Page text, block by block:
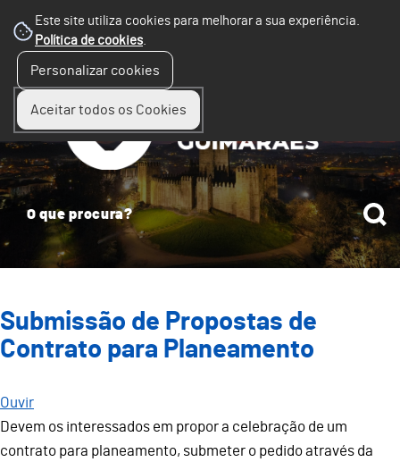
Este site utiliza cookies para melhorar a sua experiência.
Política de cookies.
Personalizar cookies
Aceitar todos os Cookies
Submissão de Propostas de
Contrato para Planeamento
Ouvir
Devem os interessados em propor a celebração de um
contrato para planeamento, submeter o pedido através da